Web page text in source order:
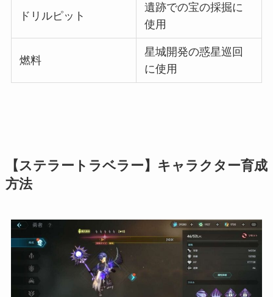
ドリルピット
遺跡での宝の採掘に
使用
燃料
星城開発の惑星巡回
に使用
【ステラートラベラー】キャラクター育成
方法